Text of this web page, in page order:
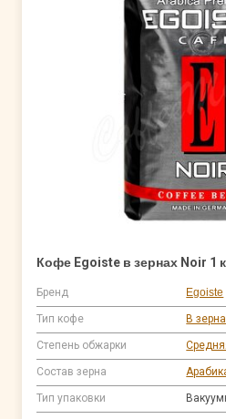
Кофе Egoiste в зернах Noir 1
Бренд Egoiste
Тип кофе В
Степень обжарки
Состав зерна
Тип упаковки